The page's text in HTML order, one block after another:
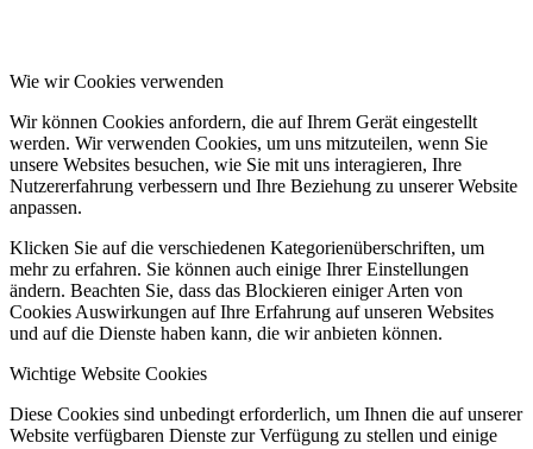
Wie wir Cookies verwenden
Wir können Cookies anfordern, die auf Ihrem Gerät eingestellt
werden. Wir verwenden Cookies, um uns mitzuteilen, wenn Sie
unsere Websites besuchen, wie Sie mit uns interagieren, Ihre
Nutzererfahrung verbessern und Ihre Beziehung zu unserer Website
anpassen.
Klicken Sie auf die verschiedenen Kategorienüberschriften, um
mehr zu erfahren. Sie können auch einige Ihrer Einstellungen
ändern. Beachten Sie, dass das Blockieren einiger Arten von
Cookies Auswirkungen auf Ihre Erfahrung auf unseren Websites
und auf die Dienste haben kann, die wir anbieten können.
Wichtige Website Cookies
Diese Cookies sind unbedingt erforderlich, um Ihnen die auf unserer
Website verfügbaren Dienste zur Verfügung zu stellen und einige